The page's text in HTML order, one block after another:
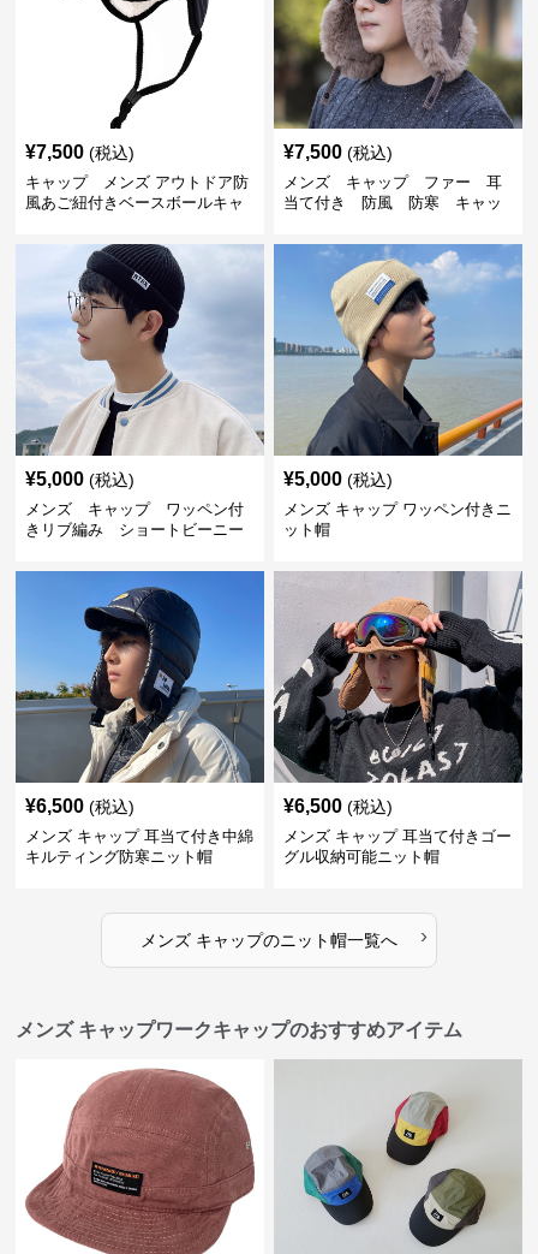
¥7,500 (税込)
キャップ メンズ アウトドア防
風あご紐付きベースボールキャ
¥7,500 (税込)
メンズ キャップ ファー 耳
当て付き 防風 防寒 キャッ
¥5,000 (税込)
メンズ キャップ ワッペン付
きリブ編み ショートビーニー
¥5,000 (税込)
メンズ キャップ ワッペン付きニ
ット帽
¥6,500 (税込)
メンズ キャップ 耳当て付き中綿
キルティング防寒ニット帽
¥6,500 (税込)
メンズ キャップ 耳当て付きゴー
グル収納可能ニット帽
メンズ キャップのニット帽一覧へ ›
メンズ キャップワークキャップのおすすめアイテム